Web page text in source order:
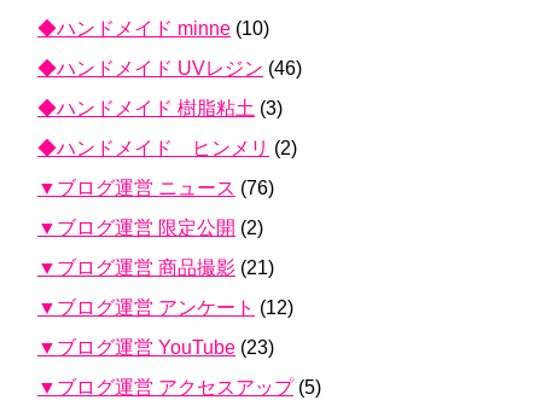
◆ハンドメイド minne (10)
◆ハンドメイド UVレジン (46)
◆ハンドメイド 樹脂粘土 (3)
◆ハンドメイド ヒンメリ (2)
▼ブログ運営 ニュース (76)
▼ブログ運営 限定公開 (2)
▼ブログ運営 商品撮影 (21)
▼ブログ運営 アンケート (12)
▼ブログ運営 YouTube (23)
▼ブログ運営 アクセスアップ(5)